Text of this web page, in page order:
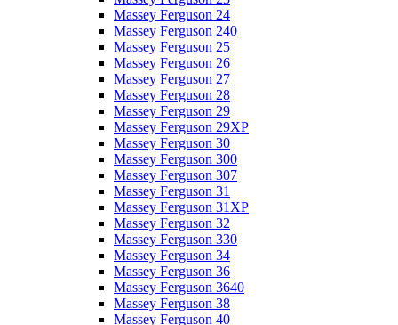
Massey Ferguson 24
Massey Ferguson 240
Massey Ferguson 25
Massey Ferguson 26
Massey Ferguson 27
Massey Ferguson 28
Massey Ferguson 29
Massey Ferguson 29XP
Massey Ferguson 30
Massey Ferguson 300
Massey Ferguson 307
Massey Ferguson 31
Massey Ferguson 31XP
Massey Ferguson 32
Massey Ferguson 330
Massey Ferguson 34
Massey Ferguson 36
Massey Ferguson 3640
Massey Ferguson 38
Massey Ferguson 40